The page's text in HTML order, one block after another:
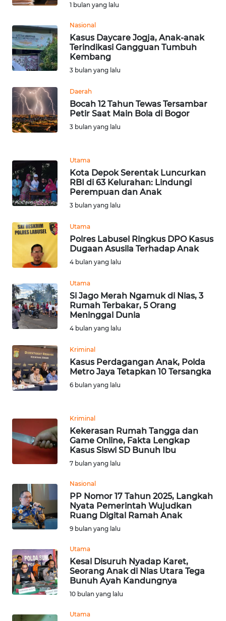
1 bulan yang lalu
Nasional
Kasus Daycare Jogja, Anak-anak
Terindikasi Gangguan Tumbuh
Kembang
3 bulan yang lalu
Daerah
Bocah 12 Tahun Tewas Tersambar
Petir Saat Main Bola di Bogor
3 bulan yang lalu
Utama
Kota Depok Serentak Luncurkan
RBI di 63 Kelurahan: Lindungi
Perempuan dan Anak
3 bulan yang lalu
Utama
Polres Labusel Ringkus DPO Kasus
Dugaan Asusila Terhadap Anak
4 bulan yang lalu
Utama
Si Jago Merah Ngamuk di Nias, 3
Rumah Terbakar, 5 Orang
Meninggal Dunia
4 bulan yang lalu
Kriminal
Kasus Perdagangan Anak, Polda
Metro Jaya Tetapkan 10 Tersangka
6 bulan yang lalu
Kriminal
Kekerasan Rumah Tangga dan
Game Online, Fakta Lengkap
Kasus Siswi SD Bunuh Ibu
7 bulan yang lalu
Nasional
PP Nomor 17 Tahun 2025, Langkah
Nyata Pemerintah Wujudkan
Ruang Digital Ramah Anak
9 bulan yang lalu
Utama
Kesal Disuruh Nyadap Karet,
Seorang Anak di Nias Utara Tega
Bunuh Ayah Kandungnya
10 bulan yang lalu
Utama
INFO
TENTANG
KAMI
MEDIA
SIBER
REDAKSI
DISCLAIMER
Wahana
Regional
WN
SUMUT
WN
JAKARTA
WN
WN
BANTEN
WN
KEPRI
PAPUA
WN
PAPUA
WN
RIAU